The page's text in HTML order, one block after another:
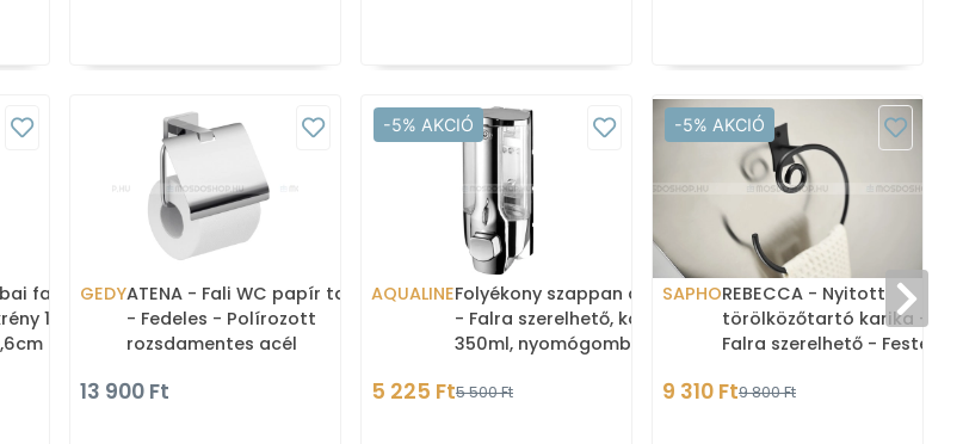
fali
1 nyílóajtóval,
- Fényezett,
GEDYATENA - Fali WC papír tartó
- Fedeles - Polírozott
rozsdamentes acél
13 900 Ft
-5% AKCIÓ
AQUALINEFolyékony szappan adagoló
- Falra szerelhető, közületi,
350ml, nyomógombos -
5 225 Ft5 500 Ft
-5% AKCIÓ
SAPHOREBECCA - Nyitott
törölközőtartó karika -
Falra szerelhető - Festett
9 310 Ft9 800 Ft